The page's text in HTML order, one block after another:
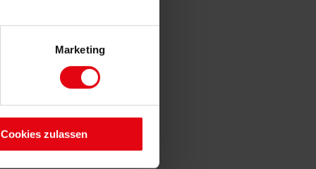
Marketing
Cookies zulassen